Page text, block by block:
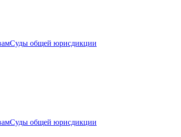
Суды общей юрисдикции
Суды общей юрисдикции